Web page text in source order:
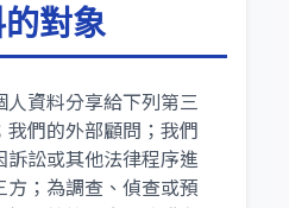
對象
資料分享給下列第三
們的外部顧問；我們
訟或其他法律程序進
；為調查、偵查或預